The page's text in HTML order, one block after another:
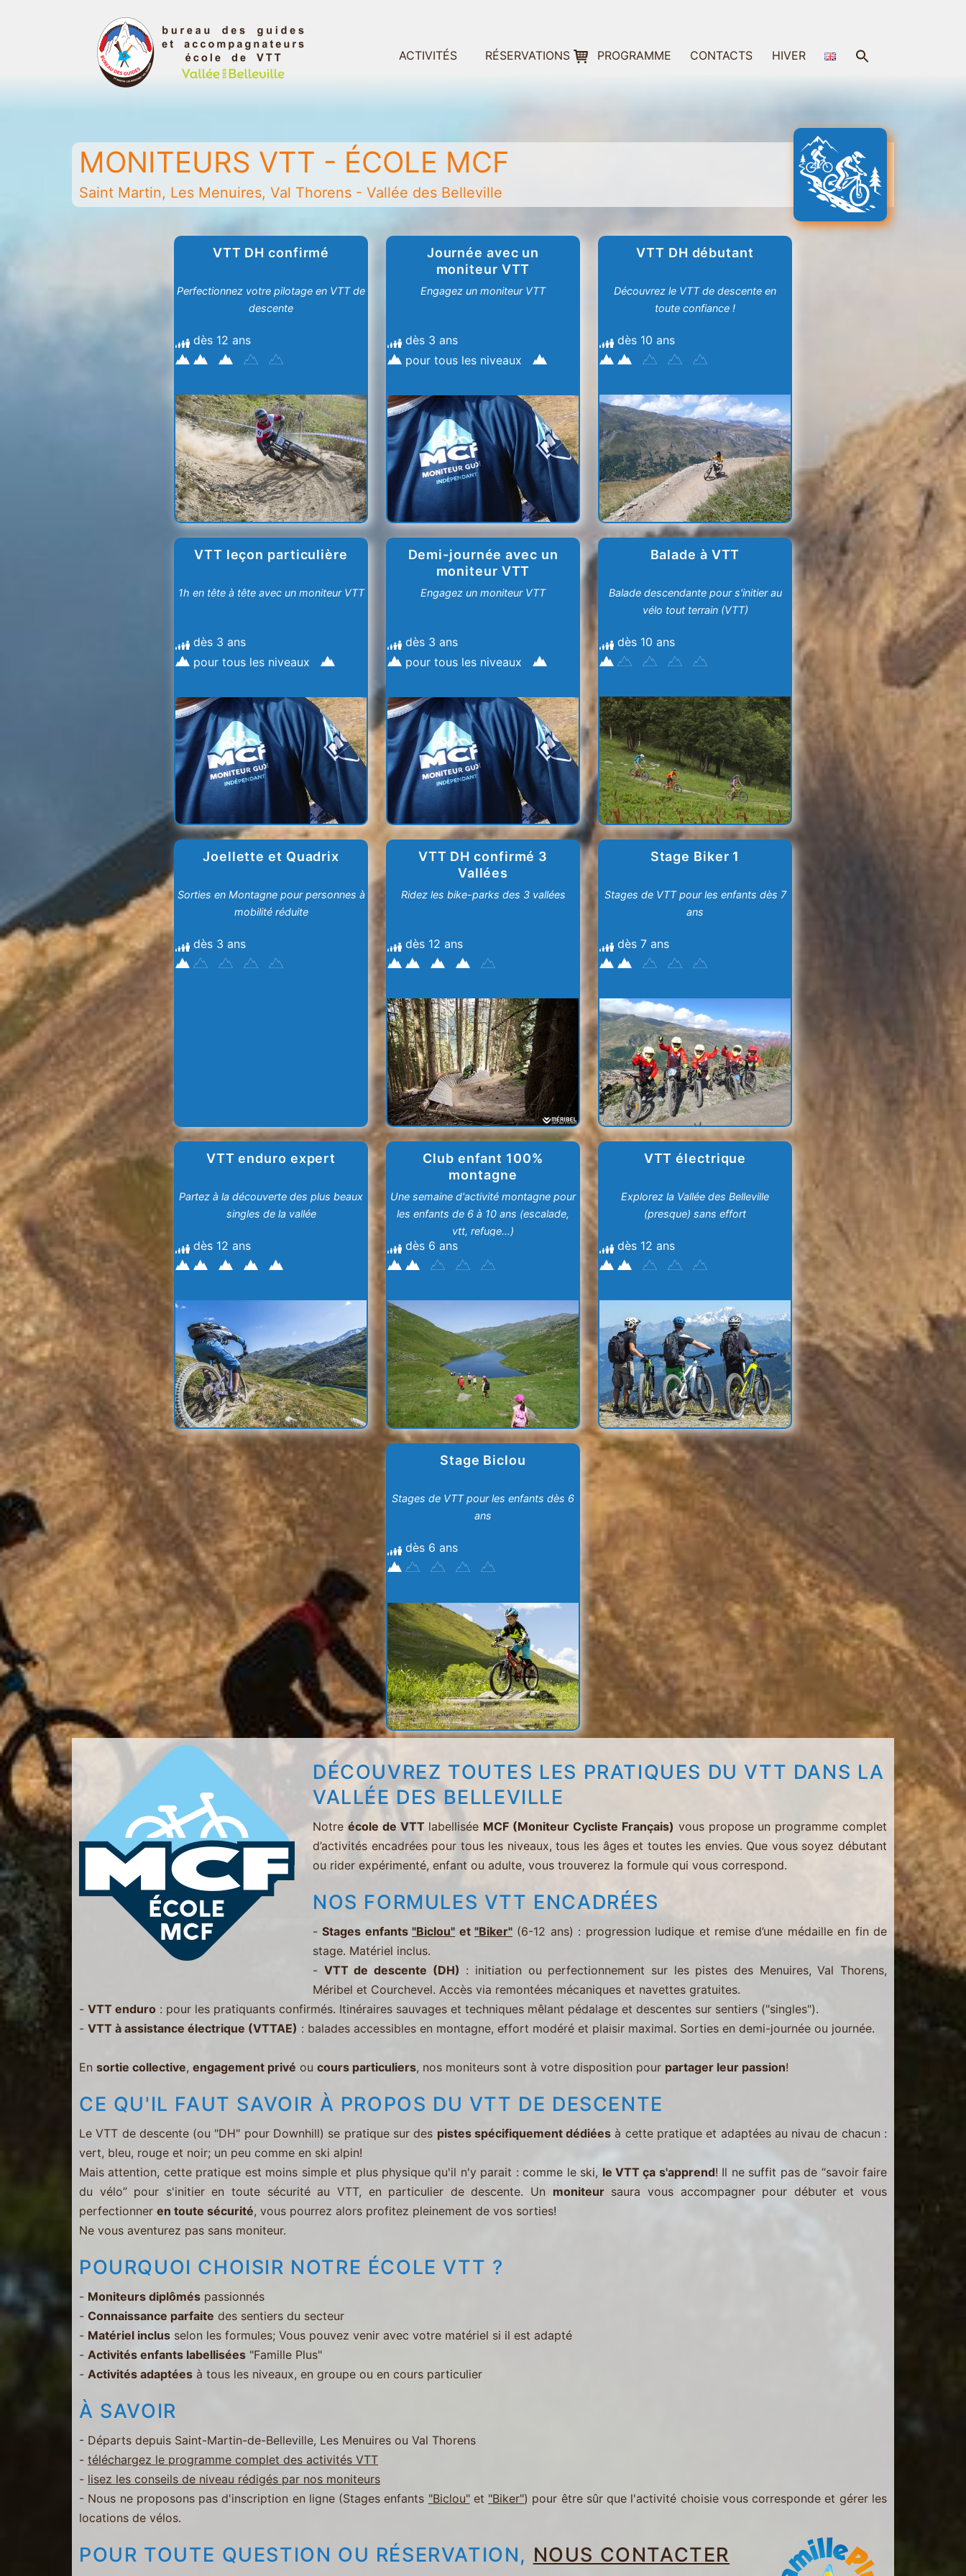
guides
et
accompagnateurs
de
ACTIVITÉS RÉSERVATIONS PROGRAMME CONTACTS HIVER
MONITEURS VTT - ÉCOLE MCF
Saint Martin, Les Menuires, Val Thorens - Vallée des Belleville
VTT DH confirmé
Perfectionnez votre pilotage en VTT de
descente
dès 12 ans
Journée avec un
moniteur VTT
Engagez un moniteur VTT
dès 3 ans
pour tous les niveaux
VTT DH débutant
Découvrez le VTT de descente en
toute confiance !
dès 10 ans
VTT leçon particulière
1h en tête à tête avec un moniteur VTT
dès 3 ans
pour tous les niveaux
Demi-journée avec un
moniteur VTT
Engagez un moniteur VTT
dès 3 ans
pour tous les niveaux
Balade à VTT
Balade descendante pour s'initier au
vélo tout terrain (VTT)
dès 10 ans
Joellette et Quadrix
Sorties en Montagne pour personnes à
mobilité réduite
dès 3 ans
VTT DH confirmé 3
Vallées
Ridez les bike-parks des 3 vallées
dès 12 ans
Stage Biker 1
Stages de VTT pour les enfants dès 7
ans
dès 7 ans
VTT enduro expert
Partez à la découverte des plus beaux
singles de la vallée
dès 12 ans
Club enfant 100%
montagne
Une semaine d'activité montagne pour
les enfants de 6 à 10 ans (escalade,
vtt, refuge...)
dès 6 ans
VTT électrique
Explorez la Vallée des Belleville
(presque) sans effort
dès 12 ans
Stage Biclou
Stages de VTT pour les enfants dès 6
ans
dès 6 ans
DÉCOUVREZ TOUTES LES PRATIQUES DU VTT DANS LA
VALLÉE DES BELLEVILLE
Notre école de VTT labellisée MCF (Moniteur Cycliste Français) vous propose un programme complet
d’activités encadrées pour tous les niveaux, tous les âges et toutes les envies. Que vous soyez débutant
ou rider expérimenté, enfant ou adulte, vous trouverez la formule qui vous correspond.
NOS FORMULES VTT ENCADRÉES
-Stages enfants"Biclou" et"Biker" (6-12 ans) : progression ludique et remise d’une médaille en fin de
stage. Matériel inclus.
- VTT de descente (DH) : initiation ou perfectionnement sur les pistes des Menuires, Val Thorens,
Méribel et Courchevel. Accès via remontées mécaniques et navettes gratuites.
- VTT enduro : pour les pratiquants confirmés. Itinéraires sauvages et techniques mêlant pédalage et descentes sur sentiers ("singles").
- VTT à assistance électrique (VTTAE) : balades accessibles en montagne, effort modéré et plaisir maximal. Sorties en demi-journée ou journée.
En sortie collective, engagement privé ou cours particuliers, nos moniteurs sont à votre disposition pour partager leur passion!
CE QU'IL FAUT SAVOIR À PROPOS DU VTT DE DESCENTE
Le VTT de descente (ou "DH" pour Downhill) se pratique sur des pistes spécifiquement dédiées à cette pratique et adaptées au nivau de chacun :
vert, bleu, rouge et noir; un peu comme en ski alpin!
Mais attention, cette pratique est moins simple et plus physique qu'il n'y parait : comme le ski, le VTT ça s'apprend! Il ne suffit pas de “savoir faire
du vélo” pour s'initier en toute sécurité au VTT, en particulier de descente. Un moniteursaura vous accompagner pour débuter et vous
perfectionner en toute sécurité, vous pourrez alors profitez pleinement de vos sorties!
Ne vous aventurez pas sans moniteur.
POURQUOI CHOISIR NOTRE ÉCOLE VTT ?
- Moniteurs diplômés passionnés
- Connaissance parfaite des sentiers du secteur
- Matériel inclus selon les formules; Vous pouvez venir avec votre matériel si il est adapté
- Activités enfants labellisées "Famille Plus"
- Activités adaptées à tous les niveaux, en groupe ou en cours particulier
À SAVOIR
- Départs depuis Saint-Martin-de-Belleville, Les Menuires ou Val Thorens
- téléchargez le programme complet des activités VTT
- lisez les conseils de niveau rédigés par nos moniteurs
- Nous ne proposons pas d'inscription en ligne (Stages enfants "Biclou"et "Biker") pour être sûr que l'activité choisie vous corresponde et gérer les
locations de vélos.
POUR TOUTE QUESTION OU RÉSERVATION, NOUS CONTACTER